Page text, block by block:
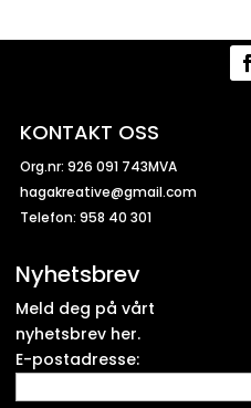
KONTAKT OSS
Org.nr: 926 091 743MVA
hagakreative@gmail.com
Telefon: 958 40 301
Nyhetsbrev
Meld deg på vårt
nyhetsbrev her.
E-postadresse: